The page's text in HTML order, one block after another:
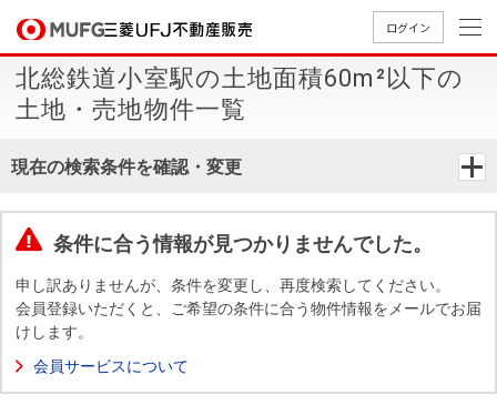
ログイン
買いたいTOP
中古
マン
築・
売りたいTOP
無
料
却
店舗案内TOP
店舗のご
案内（首
案内（名
案内（関
会社情報TOP
ごあいさ
つ
要
Way
採用情報TOP
新卒採用
情報
採用情報
買いたい
売りたい
店舗案内
会社情報
採用情報
北総鉄道小室駅の土地面積60m²以下の
土地・売地物件一覧
現在の検索条件を確認・変更
条件に合う情報が見つかりませんでした。
申し訳ありませんが、条件を変更し、再度検索してください。
会員登録いただくと、ご希望の条件に合う物件情報をメールでお届
けします。
会員サービスについて